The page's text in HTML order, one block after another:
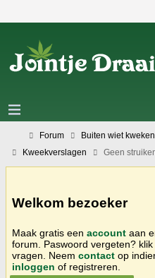
Forum Buiten wiet kweken
Kweekverslagen
Geen
Welkom bezoeker
Maak gratis een account aan
forum. Paswoord vergeten? klik
vragen. Neem contact op
inloggen of registreren.